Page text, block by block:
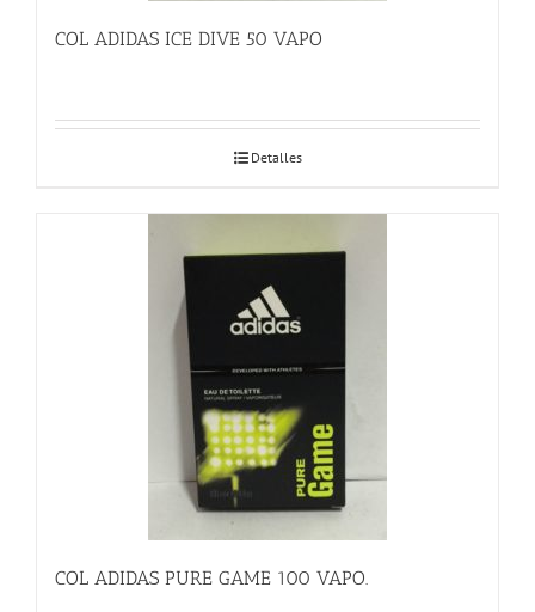
COL ADIDAS ICE DIVE 50 VAPO
Detalles
COL ADIDAS PURE GAME 100 VAPO.